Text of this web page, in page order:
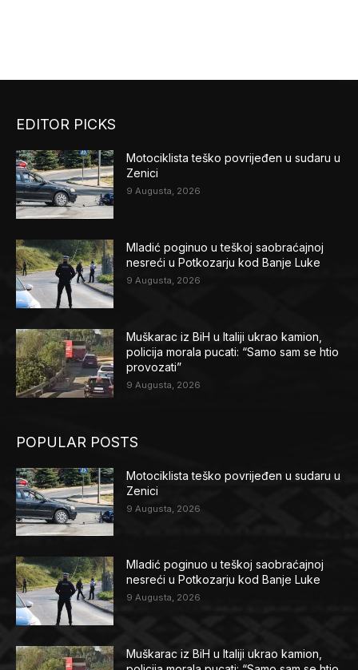
EDITOR PICKS
Motociklista teško povrijeđen u sudaru u
Zenici
9 Augusta, 2026
Mladić poginuo u teškoj saobraćajnoj
nesreći u Potkozarju kod Banje Luke
9 Augusta, 2026
Muškarac iz BiH u Italiji ukrao kamion,
policija morala pucati: “Samo sam se htio
provozati”
9 Augusta, 2026
POPULAR POSTS
Motociklista teško povrijeđen u sudaru u
Zenici
9 Augusta, 2026
Mladić poginuo u teškoj saobraćajnoj
nesreći u Potkozarju kod Banje Luke
9 Augusta, 2026
Muškarac iz BiH u Italiji ukrao kamion,